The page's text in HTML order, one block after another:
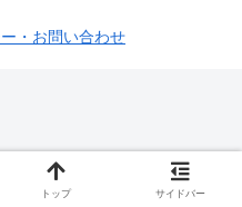
・お問い合わせ
トップ サイドバー